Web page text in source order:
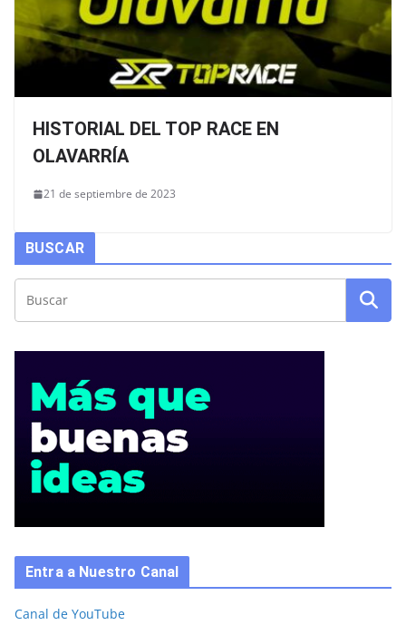
HISTORIAL DEL TOP RACE EN
OLAVARRÍA
21 de septiembre de 2023
BUSCAR
Entra a Nuestro Canal
Canal de YouTube